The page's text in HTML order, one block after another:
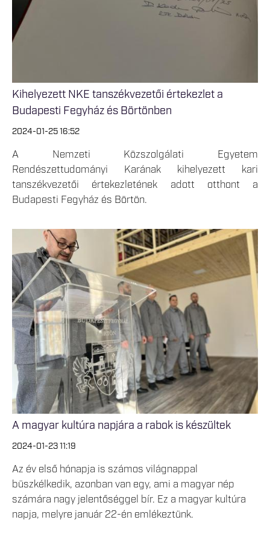
Kihelyezett NKE tanszékvezetői értekezlet a
Budapesti Fegyház és Börtönben
2024-01-25 16:52
A Nemzeti Közszolgálati Egyetem
Rendészettudományi Karának kihelyezett kari
tanszékvezetői értekezletének adott otthont a
Budapesti Fegyház és Börtön.
A magyar kultúra napjára a rabok is készültek
2024-01-23 11:19
Az év első hónapja is számos világnappal
büszkélkedik, azonban van egy, ami a magyar nép
számára nagy jelentőséggel bír. Ez a magyar kultúra
napja, melyre január 22-én emlékeztünk.